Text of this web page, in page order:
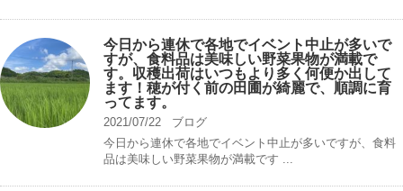
今日から連休で各地でイベント中止が多いで
すが、食料品は美味しい野菜果物が満載で
す。収穫出荷はいつもより多く何便か出して
ます！穂が付く前の田圃が綺麗で、順調に育
ってます。
2021/07/22
ブログ
今日から連休で各地でイベント中止が多いですが、食料
品は美味しい野菜果物が満載です ...